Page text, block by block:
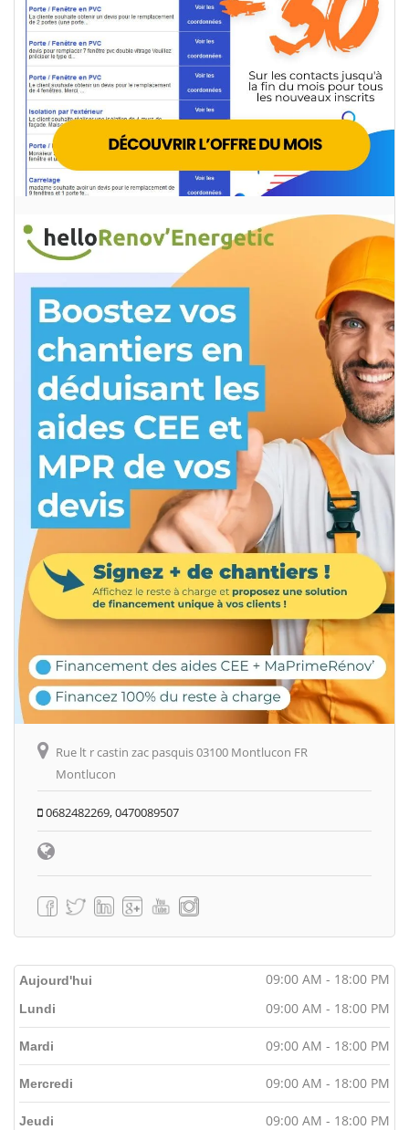
Rue lt r castin zac pasquis 03100 Montlucon FR
Montlucon
0682482269, 0470089507
Aujourd'hui 09:00 AM - 18:00 PM
Lundi 09:00 AM - 18:00 PM
Mardi 09:00 AM - 18:00 PM
Mercredi 09:00 AM - 18:00 PM
Jeudi 09:00 AM - 18:00 PM